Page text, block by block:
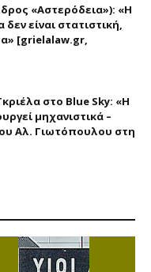
«Αστερόδεια»): «Η
δεν είναι στατιστική,
[grielalaw.gr,
στο Blue Sky: «Η
μηχανιστικά –
Αλ. Γιωτόπουλου στη